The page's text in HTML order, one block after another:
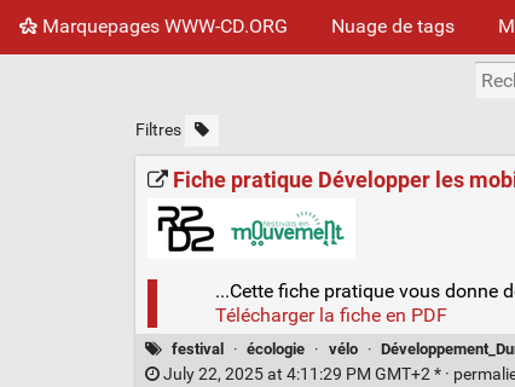
Marquepages WWW-CD.ORG Nuage de tags
Filtres
Fiche pratique Développer les
...Cette fiche pratique vous donne
Télécharger la fiche en PDF
festival · écologie · vélo ·
July 22, 2025 at 4:11:29 PM GMT+2 * ·